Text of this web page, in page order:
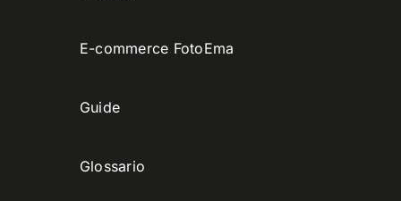
E-commerce FotoEma
Guide
Glossario